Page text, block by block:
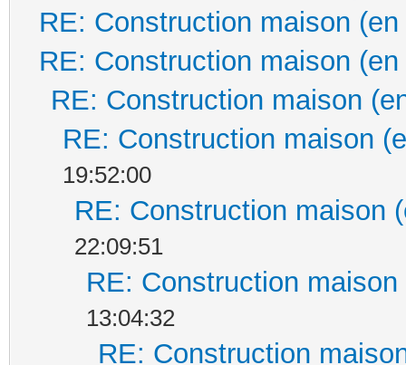
RE: Construction maison
RE: Construction maison
RE: Construction maison
RE: Construction maison
19:52:00
RE: Construction maison
22:09:51
RE: Construction
13:04:32
RE: Construction